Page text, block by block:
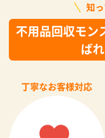
知っ
不用品回収モン
ば
丁寧なお客様対応